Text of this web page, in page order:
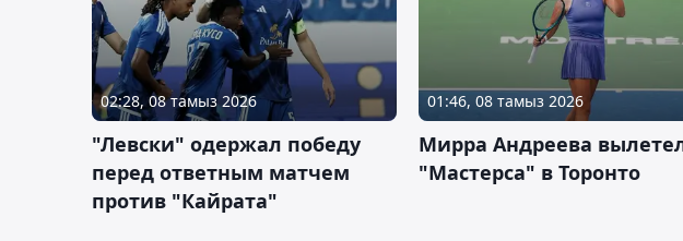
02:28, 08 тамыз 2026
"Левски" одержал победу
перед ответным матчем
против "Кайрата"
01:46, 08 тамыз 2026
Мирра Андреева
"Мастерса" в Торонто